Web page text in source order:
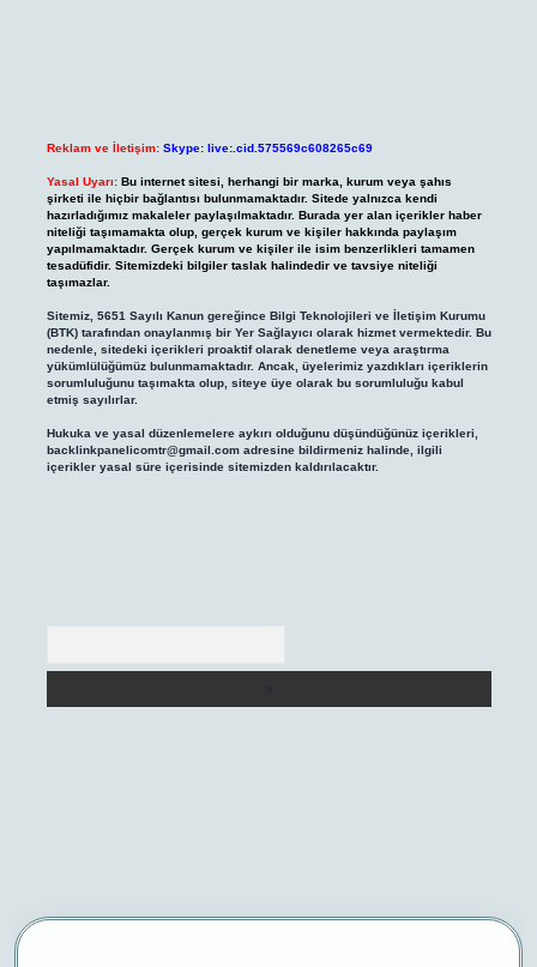
Reklam ve İletişim: Skype: live:.cid.575569c608265c69
Yasal Uyarı: Bu internet sitesi, herhangi bir marka, kurum veya şahıs
şirketi ile hiçbir bağlantısı bulunmamaktadır. Sitede yalnızca kendi
hazırladığımız makaleler paylaşılmaktadır. Burada yer alan içerikler haber
niteliği taşımamakta olup, gerçek kurum ve kişiler hakkında paylaşım
yapılmamaktadır. Gerçek kurum ve kişiler ile isim benzerlikleri tamamen
tesadüfidir. Sitemizdeki bilgiler taslak halindedir ve tavsiye niteliği
taşımazlar.
Sitemiz, 5651 Sayılı Kanun gereğince Bilgi Teknolojileri ve İletişim Kurumu
(BTK) tarafından onaylanmış bir Yer Sağlayıcı olarak hizmet vermektedir. Bu
nedenle, sitedeki içerikleri proaktif olarak denetleme veya araştırma
yükümlülüğümüz bulunmamaktadır. Ancak, üyelerimiz yazdıkları içeriklerin
sorumluluğunu taşımakta olup, siteye üye olarak bu sorumluluğu kabul
etmiş sayılırlar.
Hukuka ve yasal düzenlemelere aykırı olduğunu düşündüğünüz içerikleri,
backlinkpanelicomtr@gmail.comadresine bildirmeniz halinde, ilgili
içerikler yasal süre içerisinde sitemizden kaldırılacaktır.